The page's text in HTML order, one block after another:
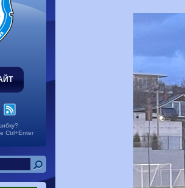
Ctrl+Enter